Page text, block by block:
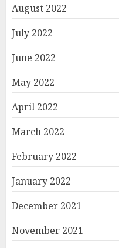
August 2022
July 2022
June 2022
May 2022
April 2022
March 2022
February 2022
January 2022
December 2021
November 2021